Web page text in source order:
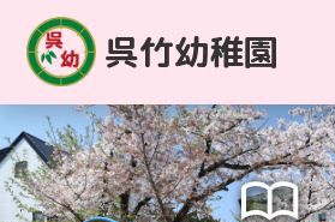
呉竹幼稚園